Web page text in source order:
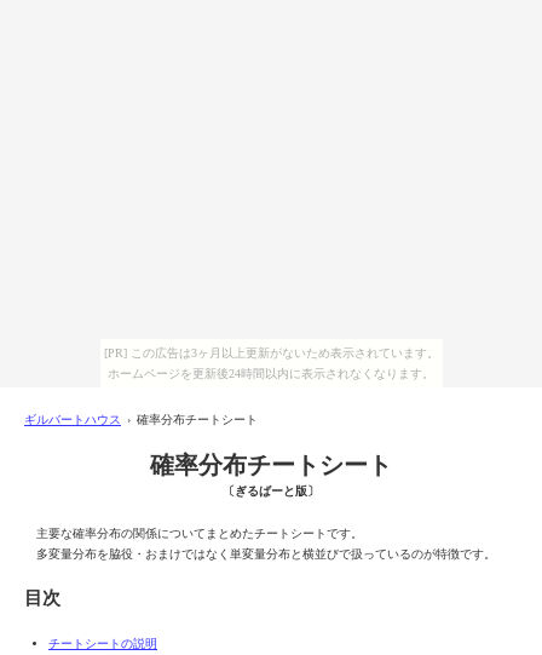
[PR] この広告は3ヶ月以上更新がないため表示されています。
ホームページを更新後24時間以内に表示されなくなります。
ギルバートハウス › 確率分布チートシート
確率分布チートシート
〔ぎるばーと版〕
主要な確率分布の関係についてまとめたチートシートです。
多変量分布を脇役・おまけではなく単変量分布と横並びで扱っているのが特徴です。
目次
チートシートの説明